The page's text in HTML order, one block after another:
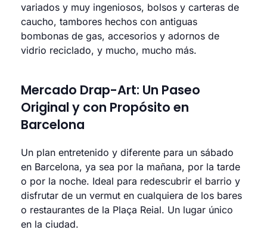
variados y muy ingeniosos, bolsos y carteras de
caucho, tambores hechos con antiguas
bombonas de gas, accesorios y adornos de
vidrio reciclado, y mucho, mucho más.
Mercado Drap-Art: Un Paseo
Original y con Propósito en
Barcelona
Un plan entretenido y diferente para un sábado
en Barcelona, ya sea por la mañana, por la tarde
o por la noche. Ideal para redescubrir el barrio y
disfrutar de un vermut en cualquiera de los bares
o restaurantes de la Plaça Reial. Un lugar único
en la ciudad.